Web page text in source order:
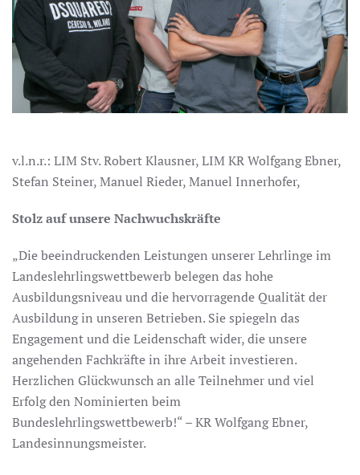
v.l.n.r.: LIM Stv. Robert Klausner, LIM KR Wolfgang Ebner,
Stefan Steiner, Manuel Rieder, Manuel Innerhofer,
Stolz auf unsere Nachwuchskräfte
„Die beeindruckenden Leistungen unserer Lehrlinge im
Landeslehrlingswettbewerb belegen das hohe
Ausbildungsniveau und die hervorragende Qualität der
Ausbildung in unseren Betrieben. Sie spiegeln das
Engagement und die Leidenschaft wider, die unsere
angehenden Fachkräfte in ihre Arbeit investieren.
Herzlichen Glückwunsch an alle Teilnehmer und viel
Erfolg den Nominierten beim
Bundeslehrlingswettbewerb!“ – KR Wolfgang Ebner,
Landesinnungsmeister.